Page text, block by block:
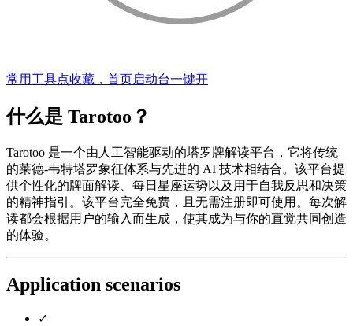
常用工具点收藏，首页启动台一键开
什么是 Tarotoo？
Tarotoo 是一个由人工智能驱动的塔罗牌解读平台，它将传统
的莱德-韦特塔罗象征体系与先进的 AI 技术相结合。该平台提
供个性化的牌面解读、每日星座运势以及用于自我反思和决策
的精神指引。该平台完全免费，且无需注册即可使用。每次解
读都会根据用户的输入而生成，使其成为与你的直觉共同创造
的体验。
Application scenarios
✓